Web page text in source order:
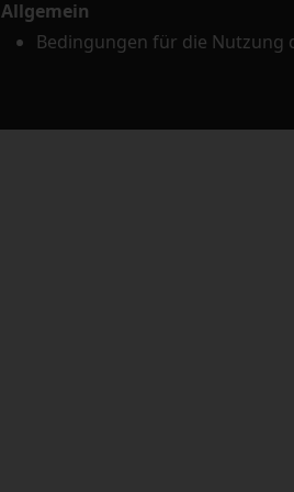
Allgemein
Bedingungen für die Nutzung